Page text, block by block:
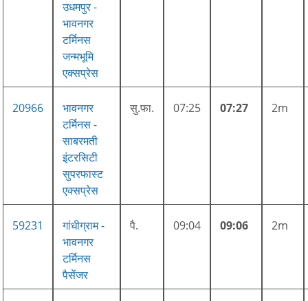
उधमपुर -
भावनगर
टर्मिनस
जन्मभूमि
एक्सप्रेस
20966
भावनगर
टर्मिनस -
साबरमती
इंटरसिटी
सुपरफास्ट
एक्सप्रेस
सु.फा. 07:25 07:27 2m
59231
गांधीग्राम -
भावनगर
टर्मिनस
पैसेंजर
पै. 09:04 09:06 2m